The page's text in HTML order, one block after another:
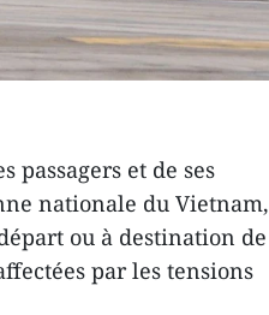
passagers et de ses
nationale du Vietnam,
ou à destination de
par les tensions